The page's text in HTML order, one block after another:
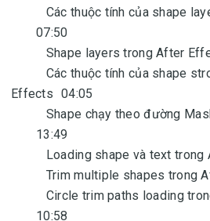
Các thuộc tính của shape
07:50
Shape layers trong After
Các thuộc tính của shape
Effects 04:05
Shape chạy theo đường
13:49
Loading shape và text trong
Trim multiple shapes trong
Circle trim paths loading
10:58